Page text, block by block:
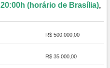
20:00h (horário de Brasília),
R$ 500.000,00
R$ 35.000,00